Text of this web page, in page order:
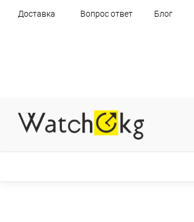
Доставка Вопрос ответ Блог